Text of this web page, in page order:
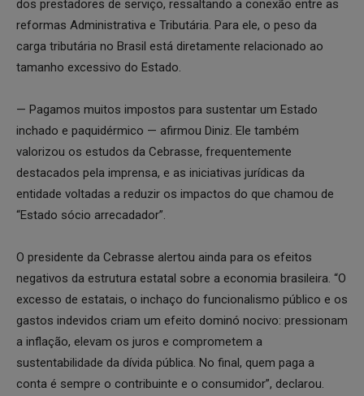
dos prestadores de serviço, ressaltando a conexão entre as
reformas Administrativa e Tributária. Para ele, o peso da
carga tributária no Brasil está diretamente relacionado ao
tamanho excessivo do Estado.
— Pagamos muitos impostos para sustentar um Estado
inchado e paquidérmico — afirmou Diniz. Ele também
valorizou os estudos da Cebrasse, frequentemente
destacados pela imprensa, e as iniciativas jurídicas da
entidade voltadas a reduzir os impactos do que chamou de
“Estado sócio arrecadador”.
O presidente da Cebrasse alertou ainda para os efeitos
negativos da estrutura estatal sobre a economia brasileira. “O
excesso de estatais, o inchaço do funcionalismo público e os
gastos indevidos criam um efeito dominó nocivo: pressionam
a inflação, elevam os juros e comprometem a
sustentabilidade da dívida pública. No final, quem paga a
conta é sempre o contribuinte e o consumidor”, declarou.